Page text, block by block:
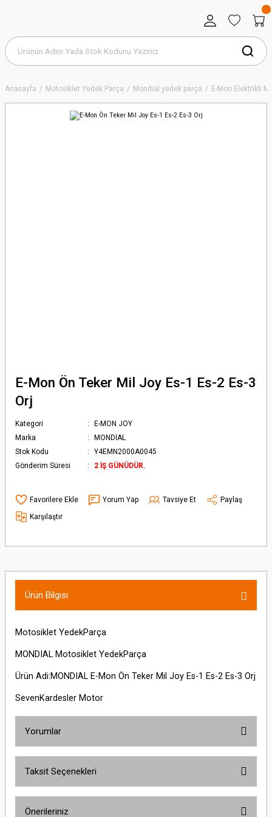
Anasayfa Motosiklet Yedek Parça Mondial yedek parça E-Mon Elektrikli
E-Mon Ön Teker Mil Joy Es-1 Es-2 Es-3
Orj
Kategori
E-MON JOY
Marka
MONDİAL
Stok Kodu
Y4EMN2000A0045
Gönderim Süresi
2 İŞ GÜNÜDÜR.
Yorum Yap Tavsiye Et
Paylaş
Karşılaştır
Ürün Bilgisi
Motosiklet YedekParça
MONDIAL Motosiklet YedekParça
Ürün Adi:MONDIAL E-Mon Ön Teker Mil Joy Es-1 Es-2 Es-3 Orj
SevenKardesler Motor
Yorumlar
Taksit Seçenekleri
Önerileriniz